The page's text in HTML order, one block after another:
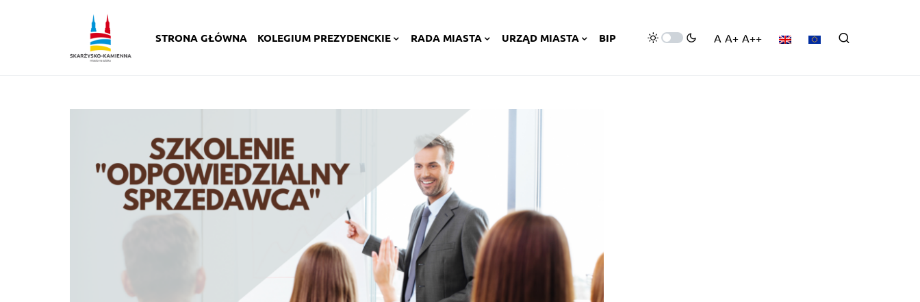
STRONA GŁÓWNA KOLEGIUM PREZYDENCKIE RADA MIASTA URZĄD MIASTA BIP A A+ A++